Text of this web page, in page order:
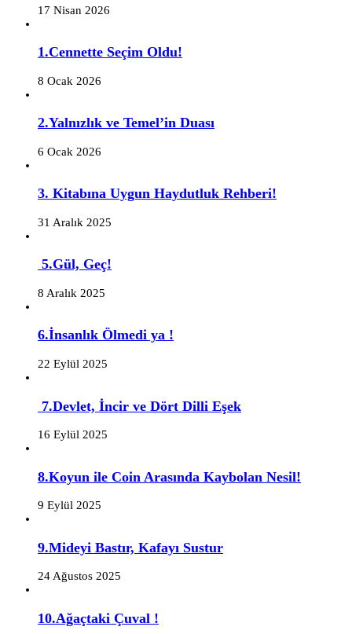
17 Nisan 2026
1.Cennette Seçim Oldu!
8 Ocak 2026
2.Yalnızlık ve Temel’in Duası
6 Ocak 2026
3. Kitabına Uygun Haydutluk Rehberi!
31 Aralık 2025
5.Gül, Geç!
8 Aralık 2025
6.İnsanlık Ölmedi ya !
22 Eylül 2025
7.Devlet, İncir ve Dört Dilli Eşek
16 Eylül 2025
8.Koyun ile Coin Arasında Kaybolan Nesil!
9 Eylül 2025
9.Mideyi Bastır, Kafayı Sustur
24 Ağustos 2025
10.Ağaçtaki Çuval !